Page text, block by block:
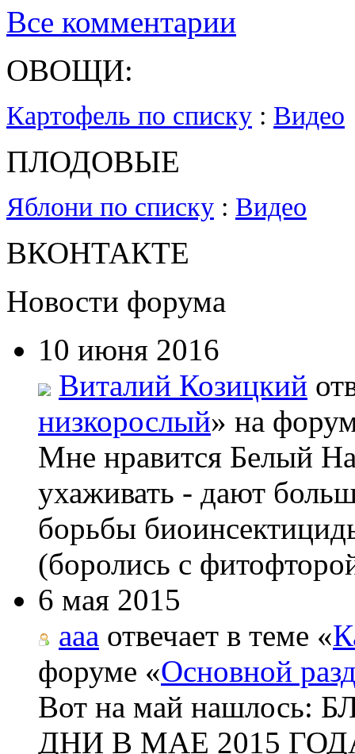
Все комментарии
ОВОЩИ:
Картофель по списку : Видео
ПЛОДОВЫЕ
Яблони по списку : Видео
ВКОНТАКТЕ
Новости форума
10 июня 2016
Виталий Козицкий
низкорослый» на
Мне нравится Белый
ухаживать - дают
борьбы
(боролись с
6 мая 2015
aaa отвечает в теме «
форуме «Основной
Вот на май
ДНИ В МАЕ 2015 ГОДА